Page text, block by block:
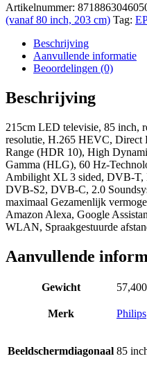
Artikelnummer:
(vanaf 80 inch, 203 cm) Tag:
Beschrijving
Aanvullende informatie
Beoordelingen (0)
Beschrijving
215cm LED televisie, 85 inch,
resolutie, H.265 HEVC,
Range (HDR 10), High
Gamma (HLG), 60 Hz-
Ambilight XL 3 sided, DVB-
DVB-S2, DVB-C, 2.0
maximaal Gezamenlijk
Amazon Alexa, Google
WLAN, Spraakgestuurde
Aanvullende
Gewicht
Merk Philips
Beeldschermdiagonaal 85